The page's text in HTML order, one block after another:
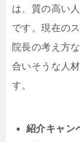
は、質の高い
です。現在の
院長の考え方
合いそうな人
す。
紹介キャン